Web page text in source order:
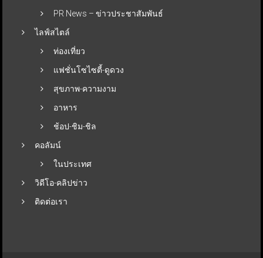
PR News – ข่าวประชาสัมพันธ์
ไลฟ์สไตล์
ท่องเที่ยว
แฟชั่นโซไซตี้-ดูดวง
สุขภาพ-ความงาม
อาหาร
ช้อป-ชิม-ชิล
คอลัมน์
ในประเทศ
วิดีโอ-คลิปข่าว
ติดต่อเรา